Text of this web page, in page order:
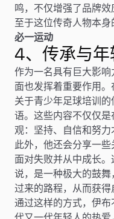
鸣，不仅增强了品牌
至于这位传奇人物本身
必一运动
4、传承与
作为一名具有巨大影
面也发挥着重要作用
关于青少年足球培训
语。这些内容不仅仅
观：坚持、自信和努力
此外，他还会分享一
面对失败并从中成长
说，是一种极大的鼓
过来的路程，从而获得
通过这样的方式，伊